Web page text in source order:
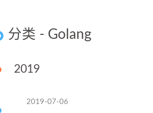
分类 - Golang
2019
2019-07-06